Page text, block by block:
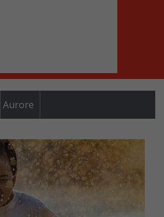
Aurore